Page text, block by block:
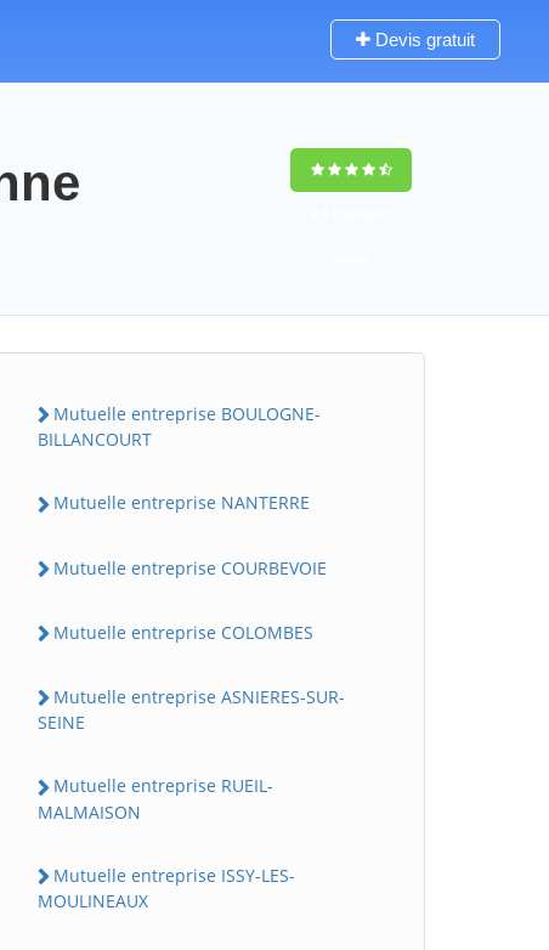
Devis gratuit
Mutuelle entreprise BOULOGNE-
BILLANCOURT
Mutuelle entreprise NANTERRE
Mutuelle entreprise COURBEVOIE
Mutuelle entreprise COLOMBES
Mutuelle entreprise ASNIERES-SUR-
SEINE
Mutuelle entreprise RUEIL-
MALMAISON
Mutuelle entreprise ISSY-LES-
MOULINEAUX